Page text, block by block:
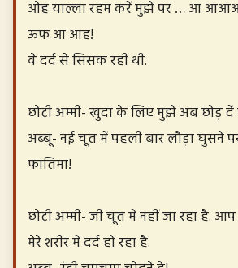
ओह याल्ला रहम करें मुझे पर … आ
ऊफ आ आह!
वे दर्द से सिसक रही थी.
छोटी अम्मी- खुदा के लिए मुझे अब छोड़ दें
अब्बू- नई चूत में पहली बार लौड़ा घुसने पर
फातिमा!
छोटी अम्मी- जी चूत में नहीं जा रहा है.
मेरे शरीर में दर्द हो रहा है.